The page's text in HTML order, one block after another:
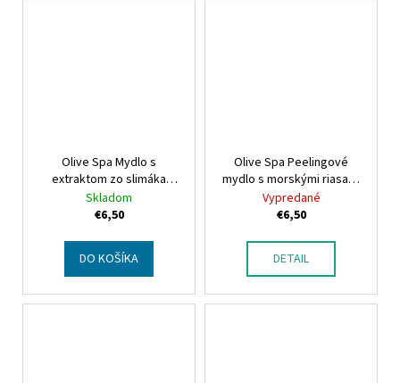
Olive Spa Mydlo s
extraktom zo slimáka
Olive Spa Snail gold soap
Skladom
€6,50
DO KOŠÍKA
Olive Spa Peelingové
mydlo s morskými riasami
Olive Spa Seaweed Scrub
Soap
Vypredané
€6,50
DETAIL